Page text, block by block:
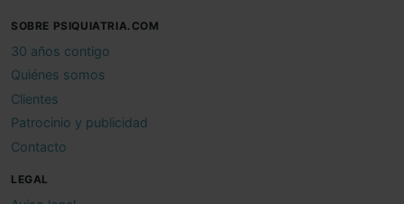
SOBRE PSIQUIATRIA.COM
30 años contigo
Quiénes somos
Clientes
Patrocinio y publicidad
Contacto
LEGAL